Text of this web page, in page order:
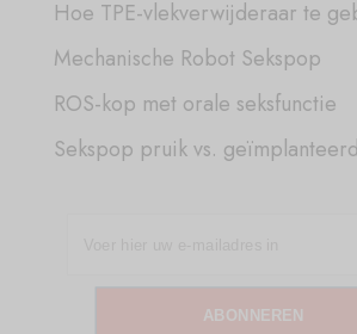
Hoe TPE-vlekverwijderaar te
Mechanische Robot Sekspop
ROS-kop met orale seksfunctie
Sekspop pruik vs.
ABONNEREN